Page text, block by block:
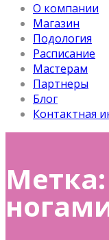
О компании
Магазин
Подология
Расписание
Мастерам
Партнеры
Блог
Контактная